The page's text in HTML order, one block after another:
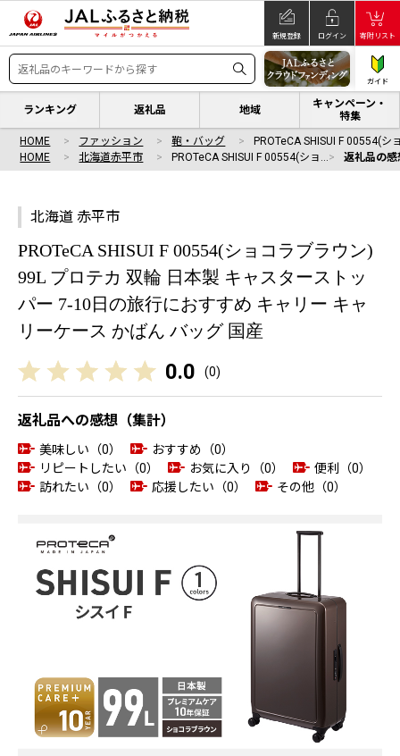
新規登録 ログイン 寄附リスト
ガイド
ランキング 返礼品 地域
キャンペーン・
特集
HOME ファッション 鞄・バッグ
PROTeCA SHISUI F 00554(シ
HOME
北海道赤平市 PROTeCA SHISUI F 00554(ショ… 返礼品の
北海道 赤平市
PROTeCA SHISUI F 00554(ショコラブラウン)
99L プロテカ 双輪 日本製 キャスターストッ
パー 7-10日の旅行におすすめ キャリー キャ
リーケース かばん バッグ 国産
0.0 (0)
返礼品への感想（集計）
美味しい（0）
おすすめ（0）
リピートしたい（0）
お気に入り（0）
便利（0）
訪れたい（0）
応援したい（0） その他（0）